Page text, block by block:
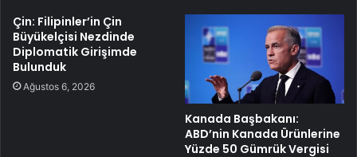
Çin: Filipinler’in Çin
Büyükelçisi Nezdinde
Diplomatik Girişimde
Bulunduk
Ağustos 6, 2026
Kanada Başbakanı:
ABD’nin Kanada Ürünlerine
Yüzde 50 Gümrük Vergisi